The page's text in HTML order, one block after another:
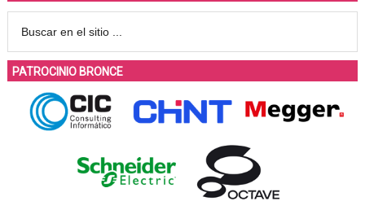
PATROCINIO BRONCE